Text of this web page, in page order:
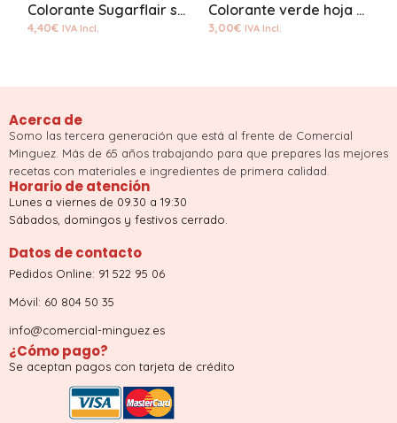
Colorante Sugarflair sky blue pastel pasta
4,40€ IVA Incl.
Colorante verde hoja wilton
3,00€ IVA Incl.
Acerca de
Somo las tercera generación que está al frente de Comercial
Minguez. Más de 65 años trabajando para que prepares las mejores
recetas con materiales e ingredientes de primera calidad.
Horario de atención
Lunes a viernes de 09.30 a 19:30
Sábados, domingos y festivos cerrado.
Datos de contacto
Pedidos Online: 91 522 95 06
Móvil: 60 804 50 35
info@comercial-minguez.es
¿Cómo pago?
Se aceptan pagos con tarjeta de crédito